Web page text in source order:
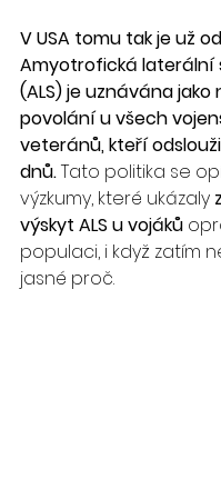
V USA tomu tak je už
Amyotrofická laterální
(ALS) je uznávána jako
povolání u všech
veteránů, kteří
dnů. Tato politika se
výzkumy, které ukázaly
výskyt ALS u vojáků
populaci, i když zatím
jasné proč.